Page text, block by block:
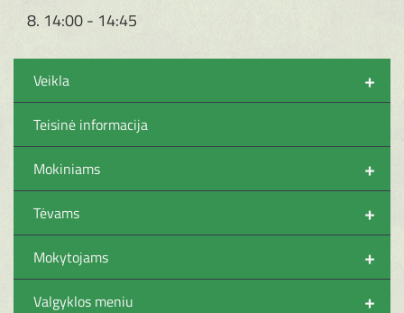
8. 14:00 - 14:45
+
Veikla
Teisinė informacija
+
Mokiniams
+
Tėvams
+
Mokytojams
+
Valgyklos meniu